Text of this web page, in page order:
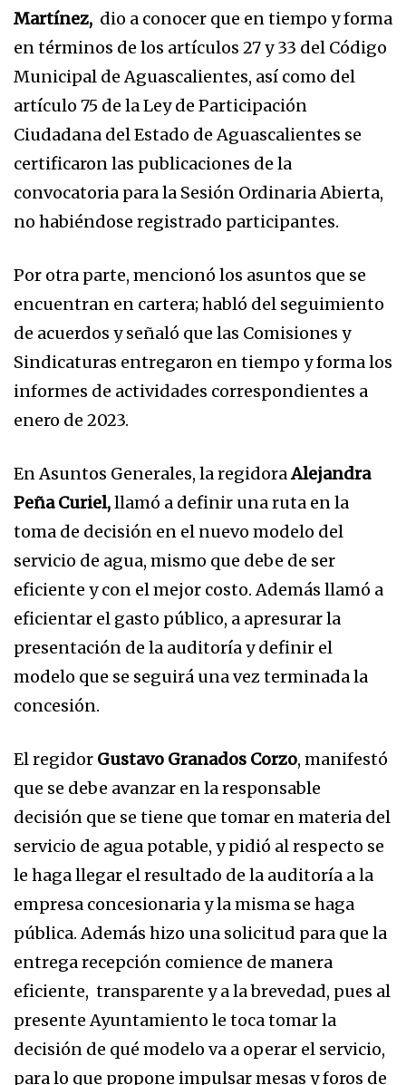
Martínez, dio a conocer que en tiempo y forma
en términos de los artículos 27 y 33 del Código
Municipal de Aguascalientes, así como del
artículo 75 de la Ley de Participación
Ciudadana del Estado de Aguascalientes se
certificaron las publicaciones de la
convocatoria para la Sesión Ordinaria Abierta,
no habiéndose registrado participantes.
Por otra parte, mencionó los asuntos que se
encuentran en cartera; habló del seguimiento
de acuerdos y señaló que las Comisiones y
Sindicaturas entregaron en tiempo y forma los
informes de actividades correspondientes a
enero de 2023.
En Asuntos Generales, la regidoraAlejandra
Peña Curiel,llamó a definir una ruta en la
toma de decisión en el nuevo modelo del
servicio de agua, mismo que debe de ser
eficiente y con el mejor costo. Además llamó a
eficientar el gasto público, a apresurar la
presentación de la auditoría y definir el
modelo que se seguirá una vez terminada la
concesión.
El regidor Gustavo Granados Corzo, manifestó
que se debe avanzar en la responsable
decisión que se tiene que tomar en materia del
servicio de agua potable, y pidió al respecto se
le haga llegar el resultado de la auditoría a la
empresa concesionaria y la misma se haga
pública. Además hizo una solicitud para que la
entrega recepción comience de manera
eficiente, transparente y a la brevedad, pues al
presente Ayuntamiento le toca tomar la
decisión de qué modelo va a operar el servicio,
para lo que propone impulsar mesas y foros de